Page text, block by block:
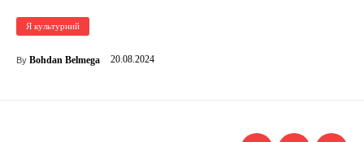
Я культурний
By Bohdan Belmega 20.08.2024